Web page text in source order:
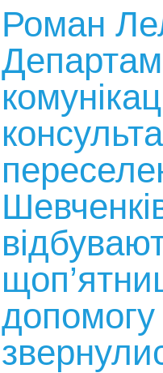
Роман
допомогу